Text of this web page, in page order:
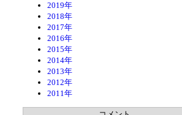
2019年
2018年
2017年
2016年
2015年
2014年
2013年
2012年
2011年